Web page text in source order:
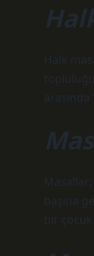
Halk
Masallar;
başına
bir